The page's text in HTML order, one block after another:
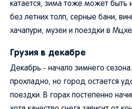
катается, зима тоже может быть
без летних толп, серные бани,
хачапури, музеи и поездки в
Грузия в декабре
Декабрь - начало зимнего
прохладно, но город остается
поездки. В горах постепенно